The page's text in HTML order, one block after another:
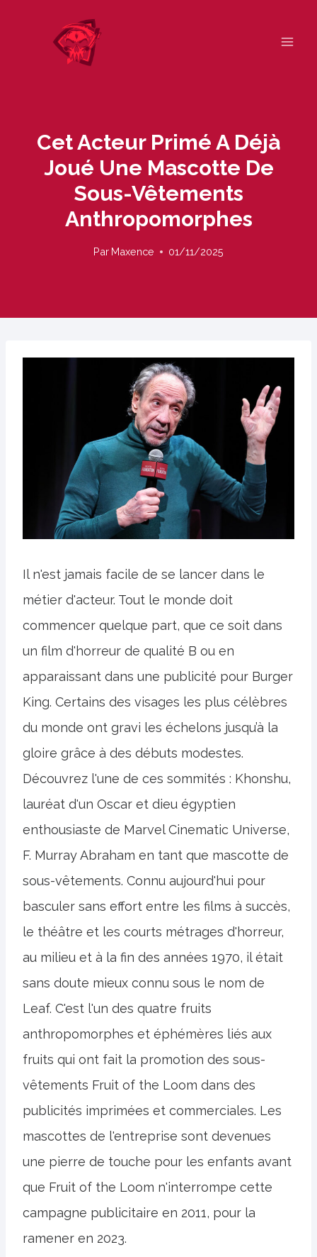
Cet Acteur Primé A Déjà
Joué Une Mascotte De
Sous-Vêtements
Anthropomorphes
Par Maxence 01/11/2025
Il n'est jamais facile de se lancer dans le
métier d'acteur. Tout le monde doit
commencer quelque part, que ce soit dans
un film d'horreur de qualité B ou en
apparaissant dans une publicité pour Burger
King. Certains des visages les plus célèbres
du monde ont gravi les échelons jusqu’à la
gloire grâce à des débuts modestes.
Découvrez l'une de ces sommités : Khonshu,
lauréat d'un Oscar et dieu égyptien
enthousiaste de Marvel Cinematic Universe,
F. Murray Abraham en tant que mascotte de
sous-vêtements. Connu aujourd'hui pour
basculer sans effort entre les films à succès,
le théâtre et les courts métrages d'horreur,
au milieu et à la fin des années 1970, il était
sans doute mieux connu sous le nom de
Leaf. C'est l'un des quatre fruits
anthropomorphes et éphémères liés aux
fruits qui ont fait la promotion des sous-
vêtements Fruit of the Loom dans des
publicités imprimées et commerciales. Les
mascottes de l'entreprise sont devenues
une pierre de touche pour les enfants avant
que Fruit of the Loom n'interrompe cette
campagne publicitaire en 2011, pour la
ramener en 2023.